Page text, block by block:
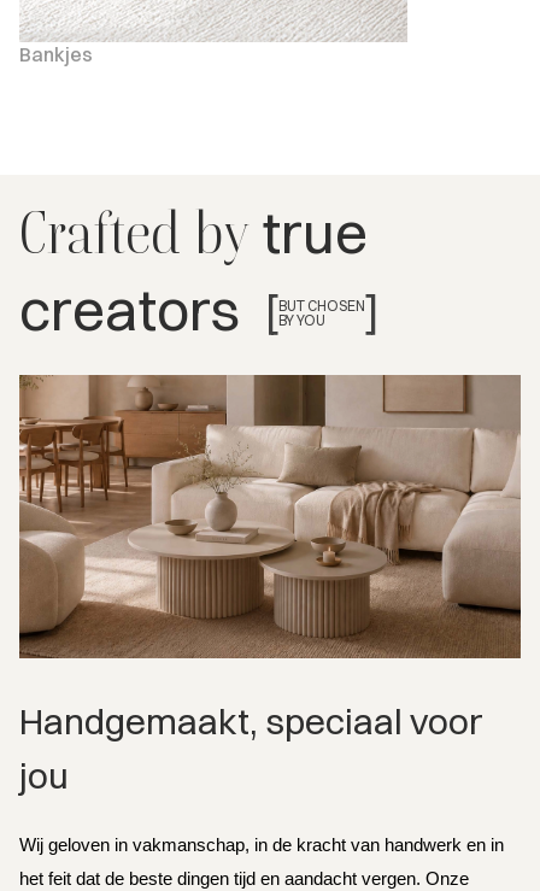
Bankjes
Crafted bytrue
creators [BUT CHOSEN
BY YOU
]
Handgemaakt, speciaal voor
jou
Wij geloven in vakmanschap, in de kracht van handwerk en in
het feit dat de beste dingen tijd en aandacht vergen. Onze